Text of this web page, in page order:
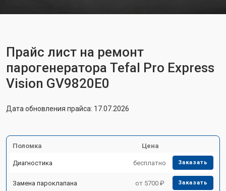
Прайс лист на ремонт
парогенератора Tefal Pro Express
Vision GV9820E0
Дата обновления прайса: 17.07.2026
Поломка Цена
Диагностика бесплатно Заказать
Замена пароклапана от 5700 ₽ Заказать